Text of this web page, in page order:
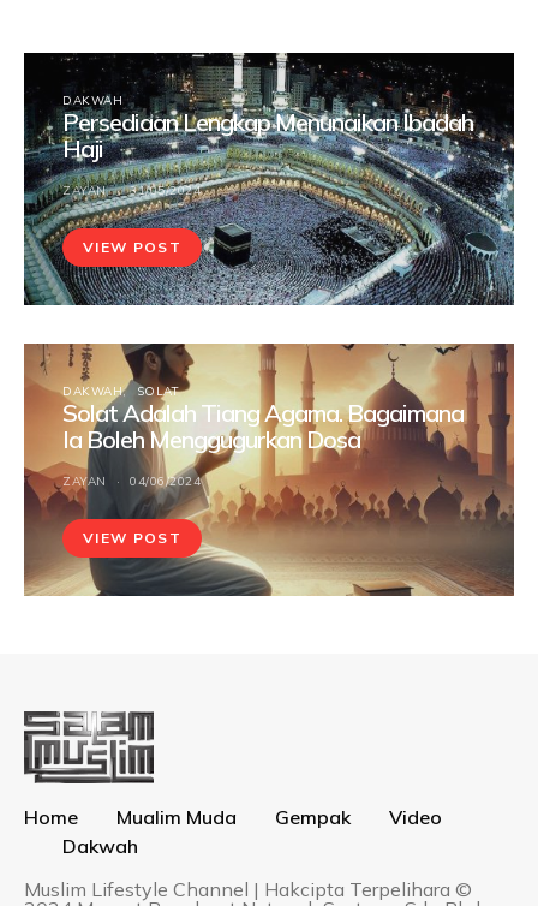
DAKWAH
Persediaan Lengkap Menunaikan Ibadah
Haji
ZAYAN 31/05/2024
VIEW POST
DAKWAH SOLAT
Solat Adalah Tiang Agama. Bagaimana
Ia Boleh Menggugurkan Dosa
ZAYAN 04/06/2024
VIEW POST
Home Mualim Muda Gempak
Video
Dakwah
Muslim Lifestyle Channel | Hakcipta Terpelihara ©